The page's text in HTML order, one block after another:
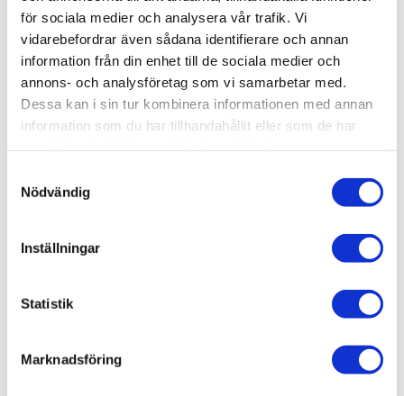
för sociala medier och analysera vår trafik. Vi
vidarebefordrar även sådana identifierare och annan
information från din enhet till de sociala medier och
annons- och analysföretag som vi samarbetar med.
Dessa kan i sin tur kombinera informationen med annan
information som du har tillhandahållit eller som de har
Nödvändig
Inställningar
Statistik
Marknadsföring
SKU / artikelnummer: WS40120K-MD
Relaterade kategorier
Bad & kök / Badrum /